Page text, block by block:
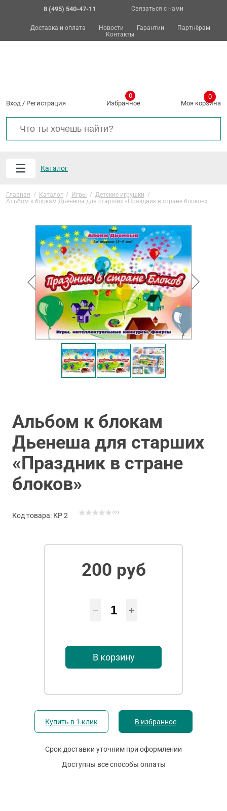
8 (495) 540-47-11 Связаться с нами
Доставка и оплата Новости Гарантии
Партнёрам
Контакты
Вход / Регистрация Избранное
0
Моя корзина
0
Каталог
Главная / Каталог / Игры / Детские игрушки /
Альбом к блокам Дьенеша для старших «Праздник в стране блоков»
Альбом к блокам
Дьенеша для старших
«Праздник в стране
блоков»
Код товара: КР 2 ( 0 )
200 руб
В корзину
Купить в 1 клик В избранное
Срок доставки уточним при оформлении
Доступны все способы оплаты